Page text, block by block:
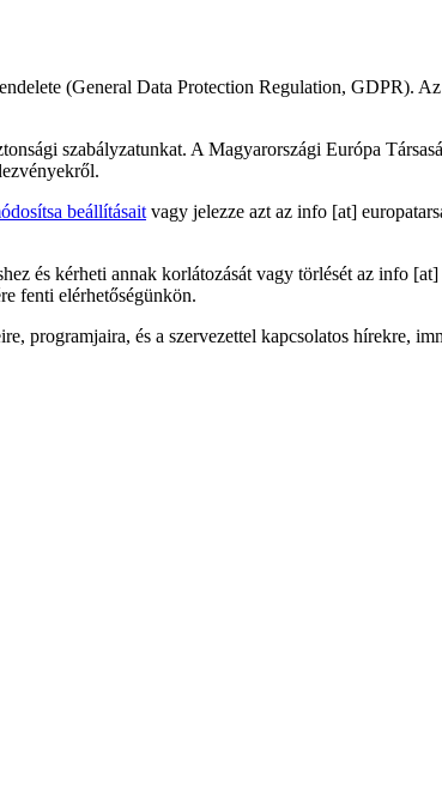
(General Data Protection Regulation, GDPR).
szabályzatunkat. A Magyarországi Európa
beállításait vagy jelezze azt az info [at]
és kérheti annak korlátozását vagy törlését az info [at]
fenti elérhetőségünkön.
programjaira, és a szervezettel kapcsolatos hírekre,